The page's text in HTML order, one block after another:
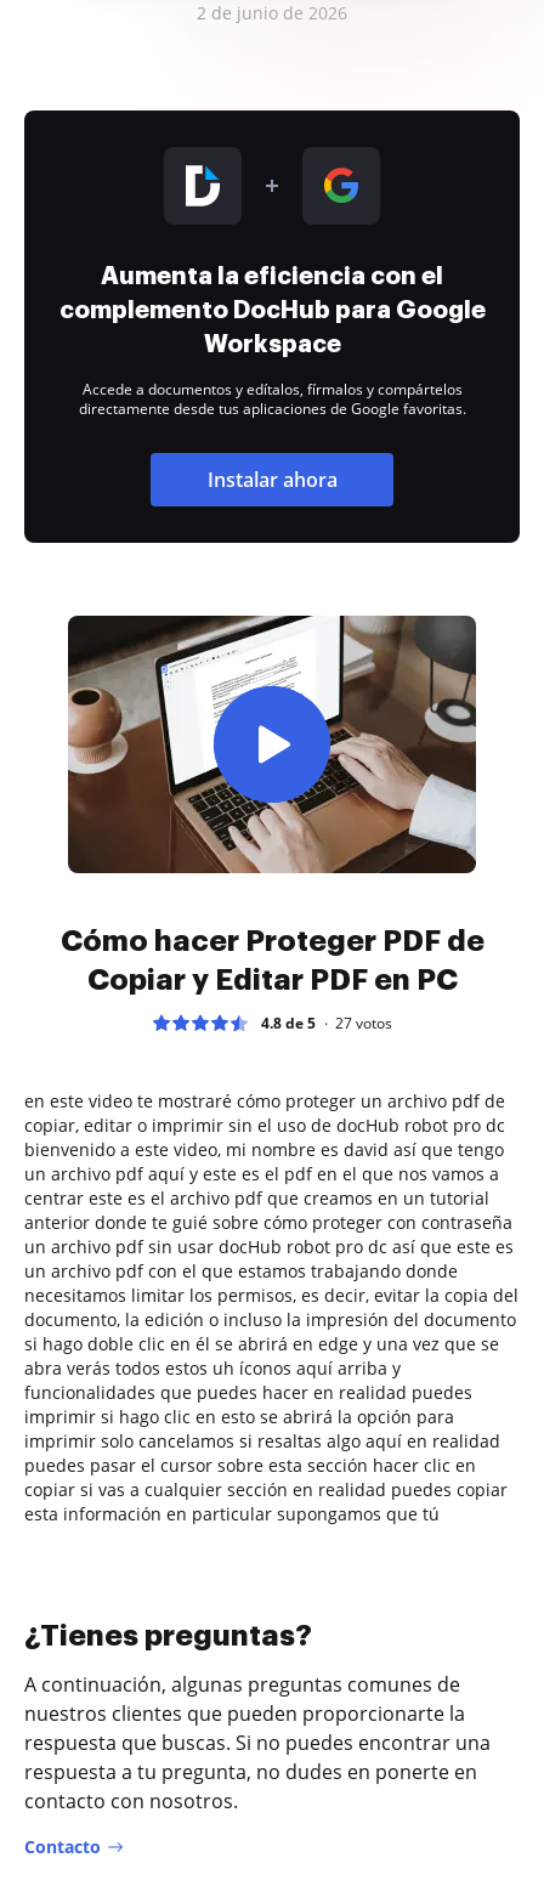
2 de junio de 2026
Aumenta la eficiencia con el
complemento DocHub para Google
Workspace
Accede a documentos y edítalos, fírmalos y compártelos
directamente desde tus aplicaciones de Google favoritas.
Instalar ahora
Cómo hacer Proteger PDF de
Copiar y Editar PDF en PC
4.8 de 5 27votos
en este video te mostraré cómo proteger un archivo pdf de
copiar, editar o imprimir sin el uso de docHub robot pro dc
bienvenido a este video, mi nombre es david así que tengo
un archivo pdf aquí y este es el pdf en el que nos vamos a
centrar este es el archivo pdf que creamos en un tutorial
anterior donde te guié sobre cómo proteger con contraseña
un archivo pdf sin usar docHub robot pro dc así que este es
un archivo pdf con el que estamos trabajando donde
necesitamos limitar los permisos, es decir, evitar la copia del
documento, la edición o incluso la impresión del documento
si hago doble clic en él se abrirá en edge y una vez que se
abra verás todos estos uh íconos aquí arriba y
funcionalidades que puedes hacer en realidad puedes
imprimir si hago clic en esto se abrirá la opción para
imprimir solo cancelamos si resaltas algo aquí en realidad
puedes pasar el cursor sobre esta sección hacer clic en
copiar si vas a cualquier sección en realidad puedes copiar
esta información en particular supongamos que tú
¿Tienes preguntas?
A continuación, algunas preguntas comunes de
nuestros clientes que pueden proporcionarte la
respuesta que buscas. Si no puedes encontrar una
respuesta a tu pregunta, no dudes en ponerte en
contacto con nosotros.
Contacto